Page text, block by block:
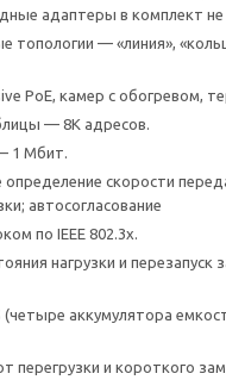
адаптеры в комплект не
— «линия»,
PoE, камер с обогревом,
— 8К адресов.
1 Мбит.
скорости
автосогласование
по IEEE 802.3x.
нагрузки и перезапуск
(четыре аккумулятора
перегрузки и короткого